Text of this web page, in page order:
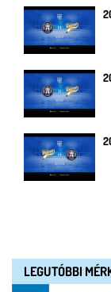
LEGUTÓBBI